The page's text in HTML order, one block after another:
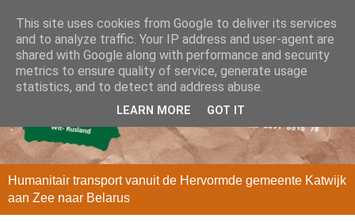
Humanitair transport vanuit de Hervormde gemeente Katwijk
aan Zee naar Belarus
This site uses cookies from Google to deliver its services
and to analyze traffic. Your IP address and user-agent are
shared with Google along with performance and security
metrics to ensure quality of service, generate usage
statistics, and to detect and address abuse.
LEARN MORE GOT IT